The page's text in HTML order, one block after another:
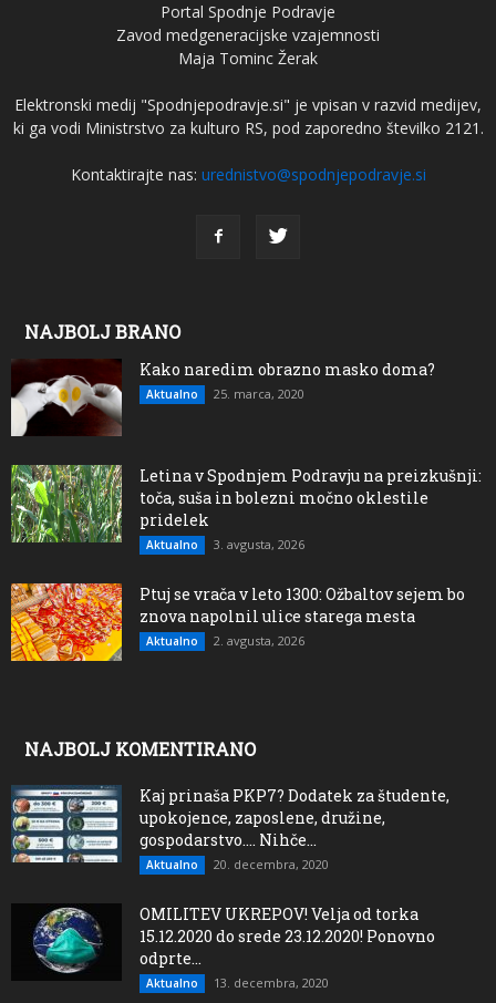
Portal Spodnje Podravje
Zavod medgeneracijske vzajemnosti
Maja Tominc Žerak
Elektronski medij "Spodnjepodravje.si" je vpisan v razvid medijev,
ki ga vodi Ministrstvo za kulturo RS, pod zaporedno številko 2121.
Kontaktirajte nas: urednistvo@spodnjepodravje.si
NAJBOLJ BRANO
Kako naredim obrazno masko doma?
Aktualno 25. marca, 2020
Letina v Spodnjem Podravju na preizkušnji:
toča, suša in bolezni močno oklestile
pridelek
Aktualno 3. avgusta, 2026
Ptuj se vrača v leto 1300: Ožbaltov sejem bo
znova napolnil ulice starega mesta
Aktualno 2. avgusta, 2026
NAJBOLJ KOMENTIRANO
Kaj prinaša PKP7? Dodatek za študente,
upokojence, zaposlene, družine,
gospodarstvo…. Nihče...
Aktualno 20. decembra, 2020
OMILITEV UKREPOV! Velja od torka
15.12.2020 do srede 23.12.2020! Ponovno
odprte...
Aktualno 13. decembra, 2020